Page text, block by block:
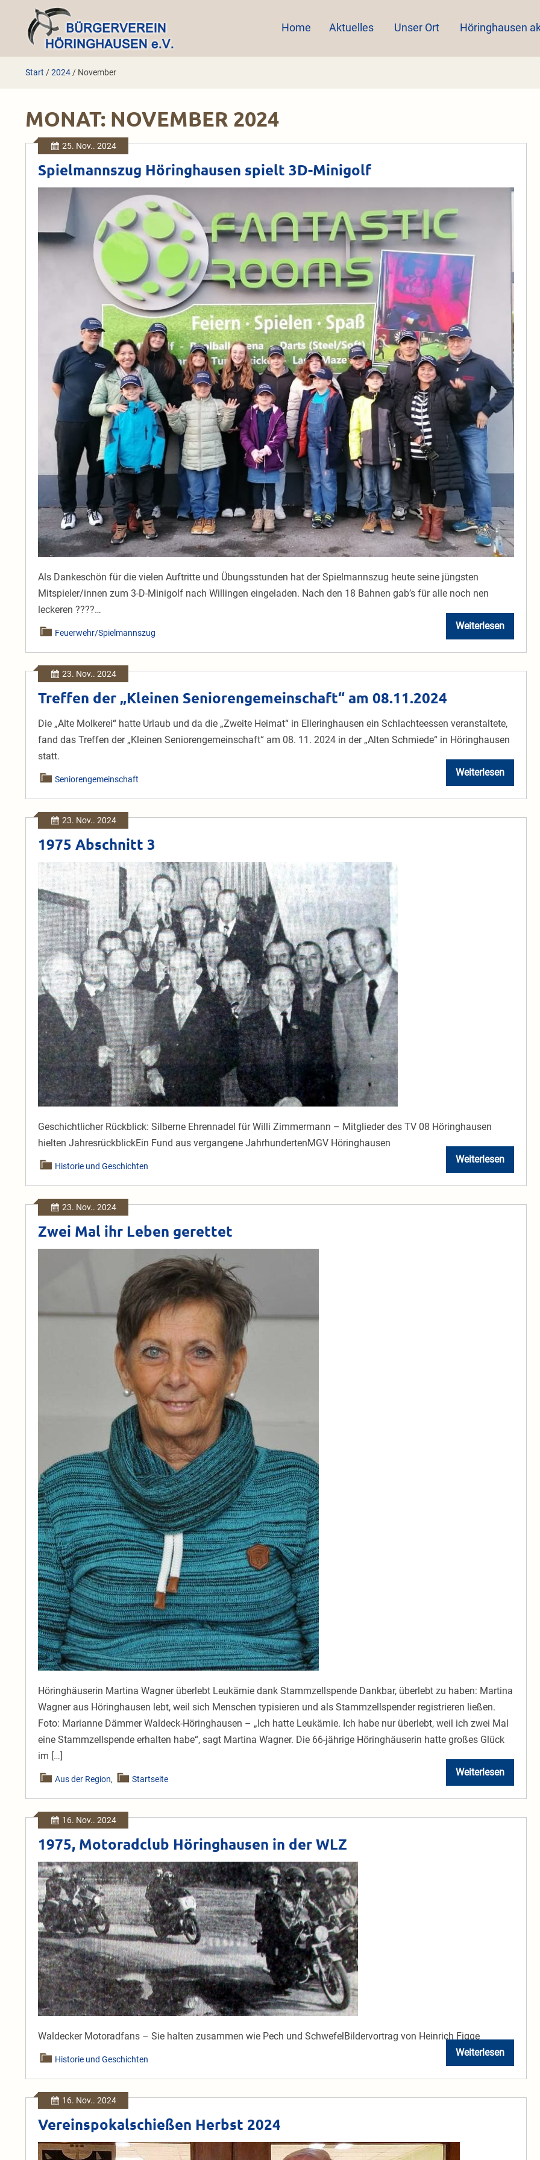
springen
Home Aktuelles Unser Ort Höringhausen
Start /2024 / November
MONAT: NOVEMBER 2024
25. Nov.. 2024
Spielmannszug Höringhausen spielt 3D-Minigolf
Spielmannszug
Höringhausen
3D-
Als Dankeschön für die vielen Auftritte und Übungsstunden hat der Spielmannszug heute seine jüngsten
Mitspieler/innen zum 3-D-Minigolf nach Willingen eingeladen. Nach den 18 Bahnen gab’s für alle noch nen
leckeren ????…
WeiterlesenSpielmannszug
Höringhausen
Minigolf
Feuerwehr/Spielmannszug
23. Nov.. 2024
Treffen der „Kleinen Seniorengemeinschaft“ am 08.11.2024
Die „Alte Molkerei“ hatte Urlaub und da die „Zweite Heimat“ in Elleringhausen ein Schlachteessen veranstaltete,
fand das Treffen der „Kleinen Seniorengemeinschaft“ am 08. 11. 2024 in der „Alten Schmiede“ in Höringhausen
statt.
Weiterlesen
Treffen
der
am
Seniorengemeinschaft
23. Nov.. 2024
1975 Abschnitt 3
1975
Abschnitt
3
Geschichtlicher Rückblick: Silberne Ehrennadel für Willi Zimmermann – Mitglieder des TV 08 Höringhausen
hielten JahresrückblickEin Fund aus vergangene JahrhundertenMGV Höringhausen
Weiterlesen
1975
Abschnitt
Historie und Geschichten
23. Nov.. 2024
Zwei Mal ihr Leben gerettet
gerettet
Höringhäuserin Martina Wagner überlebt Leukämie dank Stammzellspende Dankbar, überlebt zu haben: Martina
Wagner aus Höringhausen lebt, weil sich Menschen typisieren und als Stammzellspender registrieren ließen.
Foto: Marianne Dämmer Waldeck-Höringhausen – „Ich hatte Leukämie. Ich habe nur überlebt, weil ich zwei Mal
eine Stammzellspende erhalten habe“, sagt Martina Wagner. Die 66-jährige Höringhäuserin hatte großes Glück
im […]
Weiterlesen
Zwei
Mal
gerettet
Aus der Region, Startseite
16. Nov.. 2024
1975, Motoradclub Höringhausen in der WLZ
1975,
Motoradclub
Höringhausen
in
der
WLZ
Waldecker Motoradfans – Sie halten zusammen wie Pech und SchwefelBildervortrag von Heinrich Figge
Weiterlesen
1975,
Motoradclub
der
Historie und Geschichten
16. Nov.. 2024
Vereinspokalschießen Herbst 2024
Vereinspokalschießen